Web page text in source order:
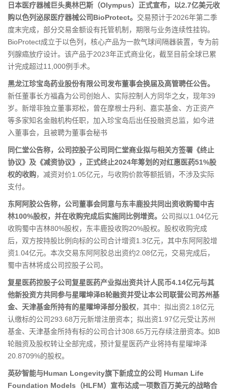
日本医疗器械巨头奥林巴斯（Olympus）正式宣布，以2.7亿美元收
购以色列泌尿医疗器械公司BioProtect。 交易预计于2026年第二季
度末完成，部分交易金额设有托管机制，期限与业务连续性挂钩。
BioProtect成立于以色列，核心产品为一款气球间隔器装置，专为前
列腺癌放疗设计。该产品于2023年正式商业化，截至目前全球已累
计完成超过11,000例手术。
黑龙江珍宝岛药业股份有限公司发布董事会换届及高管聘任公告。
新任董事长方福鑫为公司创始人、实际控制人方同华之女，现年39
岁。新增非独立董事郑松，曾在摩根士丹利、嘉实基金、方正资产
等多家知名金融机构任职，加入珍宝岛后出任投融资总监，如今进
入董事会，且被聘为董事会秘书
同仁堂公告称，公司控股子公司同仁堂商业拟与相关方签署《终止
协议》及《减资协议》，正式终止2024年筹划的对红惠医药51%股
权的收购，减资对价1.05亿元，与收购价款等额抵销，不涉及实际
支付。
东阿阿胶公告称，公司董事会同意与东丰鹿投共同出资收购蜀中吉
林100%股权，并在收购完成后实施同比例增资。 公司拟以1.04亿元
收购蜀中吉林80%股权，东丰鹿投收购20%股权。股权收购完成
后，双方按持股比例向标的公司合计增资1.3亿元，其中东阿阿胶增
资1.04亿元。本次交易东阿阿胶总出资约2.08亿元，交易完成后，
蜀中吉林将成公司控股子公司。
复星医药控股子公司复星医药产业拟出资共计人民币4.14亿元与其
他新投资方共同参与星曜坤泽B轮融资并受让本公司联营公司苏州基
金、天津基金所持有的星曜坤泽部分股权，其中：拟出资2.18亿元
认缴标的公司293.68万元新增注册资本；拟出资1.97亿元受让苏州
基金、天津基金所持有标的公司合计308.65万元存续注册资本。如B
轮融资及股权转让全部完成，预计复星医药产业将持有星曜坤泽
20.8709%的股权。
英矽智能与Human Longevity旗下新成立的公司 Human Life
Foundation Models（HLFM）宣布达成一项数百万美元的战略合